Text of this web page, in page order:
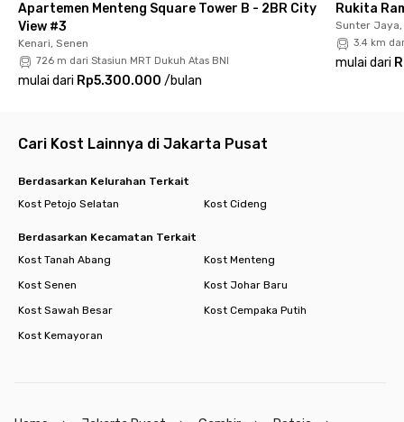
Tak hanya lokasi yang strategis, Rukita Pembangunan Gajah
Mada juga memiliki fasilitas lengkap yang dapat membuat
kamu tinggal lebih nyaman. Fasilitas kost dijamin lengkap, mulai
dari kamar fully furnished, kamar mandi dalam, WiFi, plus area
parkir buat kamu yang memilih membawa kendaraan pribadi.
✅ Kamar fully furnished – siap huni tanpa perlu ribet
✅ WiFi cepat & stabil – bebas ngonten atau work from home
Dengan fasilitas lengkap dan lokasi strategis, Rukita
hunian yang nyaman dan praktis. Segera pesan kamarmu
sekarang!
Apartemen Menteng Square Tower B - 2BR City
View #3
Kenari, Senen
726 m dari Stasiun MRT Dukuh Atas BNI
mulai dari Rp5.300.000 /bulan
Rukita
Sunter Jaya,
3.4 km
mulai dari
Cari Kost Lainnya di Jakarta Pusat
Berdasarkan Kelurahan Terkait
Kost Petojo Selatan
Kost Cideng
Berdasarkan Kecamatan Terkait
Kost Tanah Abang
Kost Menteng
Kost Senen
Kost Johar Baru
Kost Sawah Besar
Kost Cempaka Putih
Kost Kemayoran